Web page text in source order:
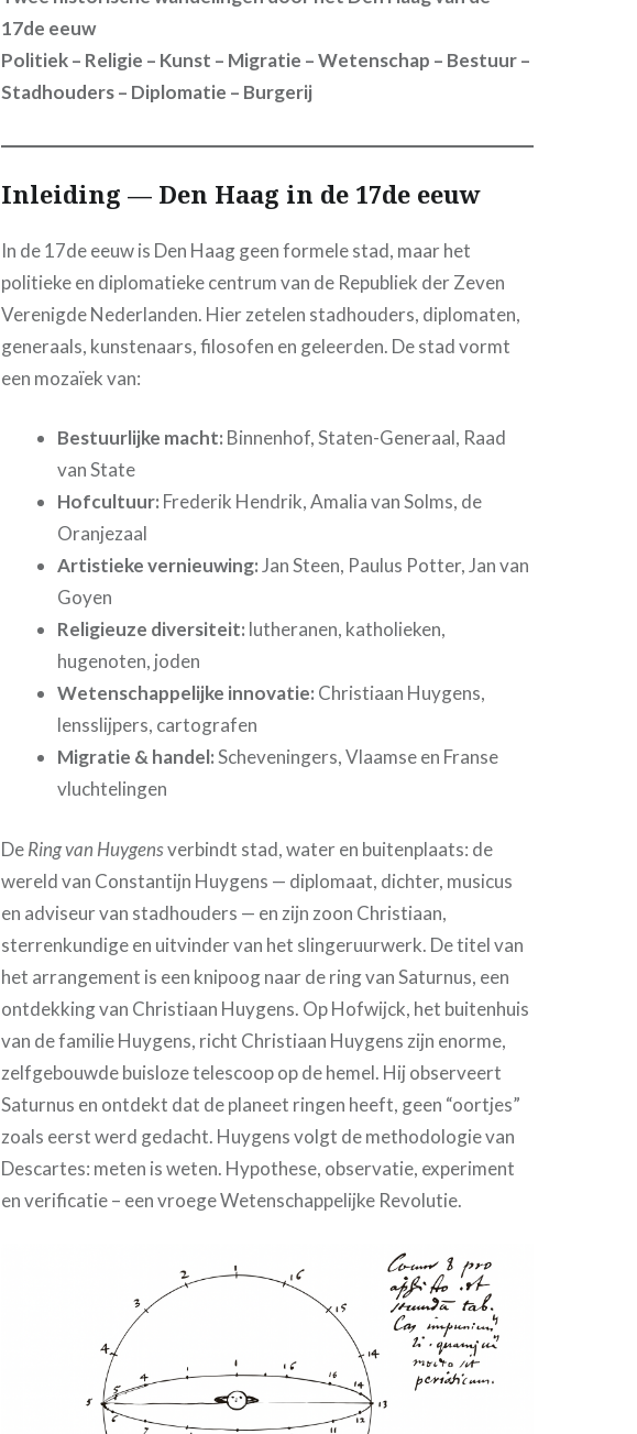
17de eeuw
Politiek – Religie – Kunst – Migratie – Wetenschap – Bestuur –
Stadhouders – Diplomatie – Burgerij
Inleiding — Den Haag in de 17de eeuw
In de 17de eeuw is Den Haag geen formele stad, maar het
politieke en diplomatieke centrum van de Republiek der Zeven
Verenigde Nederlanden. Hier zetelen stadhouders, diplomaten,
generaals, kunstenaars, filosofen en geleerden. De stad vormt
een mozaïek van:
Bestuurlijke macht: Binnenhof, Staten-Generaal, Raad
van State
Hofcultuur: Frederik Hendrik, Amalia van Solms, de
Oranjezaal
Artistieke vernieuwing: Jan Steen, Paulus Potter, Jan van
Goyen
Religieuze diversiteit: lutheranen, katholieken,
hugenoten, joden
Wetenschappelijke innovatie: Christiaan Huygens,
lensslijpers, cartografen
Migratie & handel:Scheveningers, Vlaamse en Franse
vluchtelingen
DeRing van Huygensverbindt stad, water en buitenplaats: de
wereld van Constantijn Huygens — diplomaat, dichter, musicus
en adviseur van stadhouders — en zijn zoon Christiaan,
sterrenkundige en uitvinder van het slingeruurwerk. De titel van
het arrangement is een knipoog naar de ring van Saturnus, een
ontdekking van Christiaan Huygens. Op Hofwijck, het buitenhuis
van de familie Huygens, richt Christiaan Huygens zijn enorme,
zelfgebouwde buisloze telescoop op de hemel. Hij observeert
Saturnus en ontdekt dat de planeet ringen heeft, geen “oortjes”
zoals eerst werd gedacht. Huygens volgt de methodologie van
Descartes: meten is weten. Hypothese, observatie, experiment
en verificatie – een vroege Wetenschappelijke Revolutie.